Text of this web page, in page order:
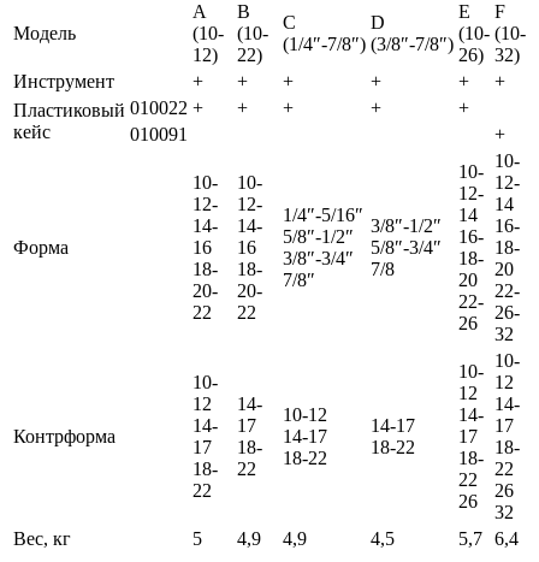
Модель
A
(10-
12)
B
(10-
22)
C
(1/4″-7/8″)
D
(3/8″-7/8″)
E
(10-
26)
F
(10-
32)
Инструмент
+ + + + +
+
Пластиковый
кейс
010022 + + + +
+
010091
+
Форма
10-
12-
14-
16
18-
20-
22
10-
12-
14-
16
18-
20-
22
1/4″-5/16″
5/8″-1/2″
3/8″-3/4″
7/8″
3/8″-1/2″
5/8″-3/4″
7/8
10-
12-
14
16-
18-
20
22-
26
10-
12-
14
16-
18-
20
22-
26-
32
Контрформа
10-
12
14-
17
18-
22
14-
17
18-
22
10-12
14-17
18-22
14-17
18-22
10-
12
14-
17
18-
22
26
10-
12
14-
17
18-
22
26
32
Вес, кг
5 4,9 4,9 4,5 5,7 6,4